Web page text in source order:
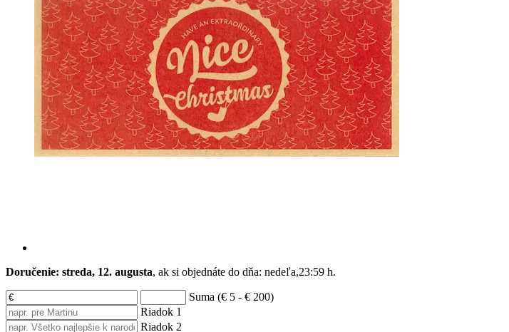
Doručenie: streda, 12. augusta, ak si objednáte do dňa: nedeľa,23:59 h.
Suma (€ 5 - € 200)
Riadok 1
Riadok 2